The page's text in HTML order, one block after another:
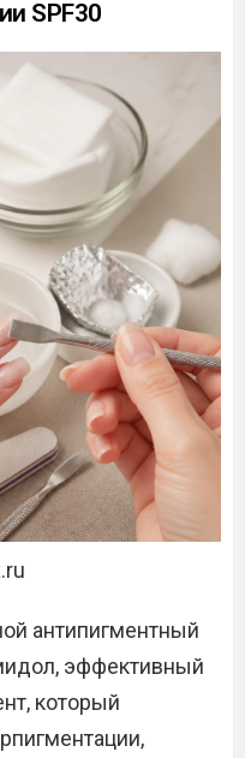
SPF30
антипигментный
эффективный
который